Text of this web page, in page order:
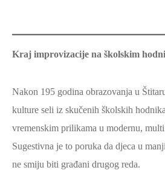
Kraj improvizacije na školskim
Nakon 195 godina obrazovanja u
kulture seli iz skučenih školskih
vremenskim prilikama u modernu,
Sugestivna je to poruka da djeca u
ne smiju biti građani drugog reda.